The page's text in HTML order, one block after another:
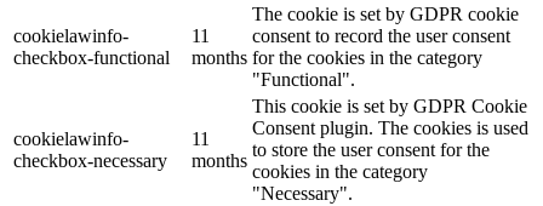
cookielawinfo-
checkbox-functional
11
months
The cookie is set by GDPR cookie
consent to record the user consent
for the cookies in the category
"Functional".
cookielawinfo-
checkbox-necessary
11
months
This cookie is set by GDPR Cookie
Consent plugin. The cookies is used
to store the user consent for the
cookies in the category
"Necessary".